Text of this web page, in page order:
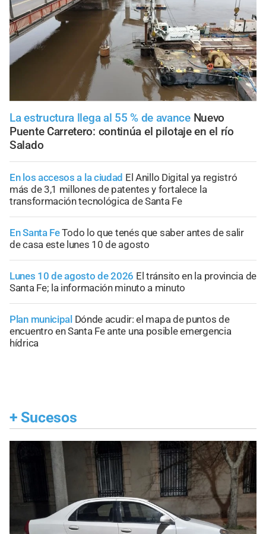
La estructura llega al 55 % de avance Nuevo
Puente Carretero: continúa el pilotaje en el río
Salado
En los accesos a la ciudad El Anillo Digital ya registró
más de 3,1 millones de patentes y fortalece la
transformación tecnológica de Santa Fe
En Santa FeTodo lo que tenés que saber antes de salir
de casa este lunes 10 de agosto
Lunes 10 de agosto de 2026 El tránsito en la provincia de
Santa Fe; la información minuto a minuto
Plan municipal Dónde acudir: el mapa de puntos de
encuentro en Santa Fe ante una posible emergencia
hídrica
+ Sucesos